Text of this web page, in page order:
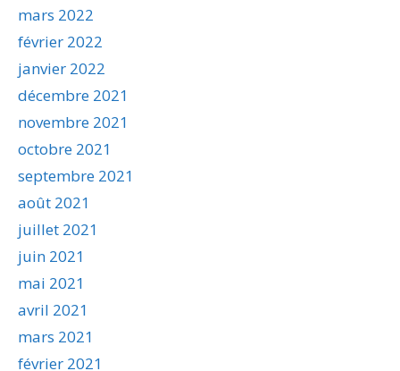
mars 2022
février 2022
janvier 2022
décembre 2021
novembre 2021
octobre 2021
septembre 2021
août 2021
juillet 2021
juin 2021
mai 2021
avril 2021
mars 2021
février 2021